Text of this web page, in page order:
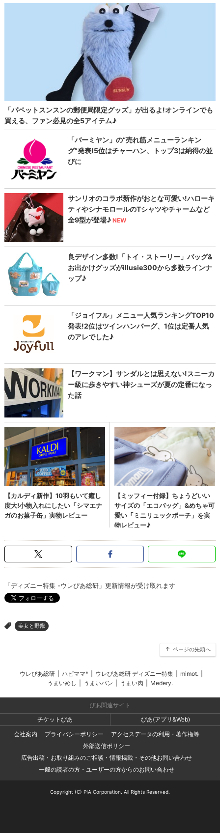
「ディズニー特集 -ウレぴあ総研」更新情報が受け取れます
> 美女と野獣
ページの先頭へ
ウレぴあ総研 ハピママ* ウレぴあ総研 ディズニー特集 mimot.
うまいめし
うまいパン うまい肉 Medery.
ぴあ関連サイト
チケットぴあ
ぴあ(アプリ&Web)
会社案内
プライバシーポリシー
アクセスデータの利用・著作権等
外部送信ポリシー
広告出稿・お取り組みのご相談・情報掲載・その他お問い合わせ
一般の読者の方・ユーザーの方からのお問い合わせ
Copyright (C) PIA Corporation. All Rights Reserved.